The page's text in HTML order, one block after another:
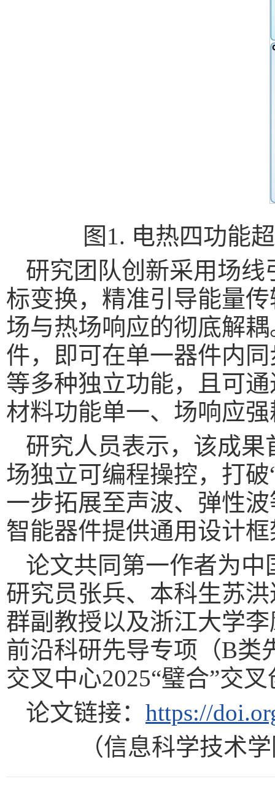
图1. 电热四功能
研究团队创新采用场
标变换，精准引导能量
场与热场响应的彻底解
件，即可在单一器件内
等多种独立功能，且可
材料功能单一、场响应
研究人员表示，该成
场独立可编程操控，打
一步拓展至声波、弹性
智能器件提供通用设计
论文共同第一作者为
研究员张兵、本科生苏
群副教授以及浙江大学
前沿科研先导专项（B类
交叉中心2025“璧合”交
论文链接： https://
（信息科学技术